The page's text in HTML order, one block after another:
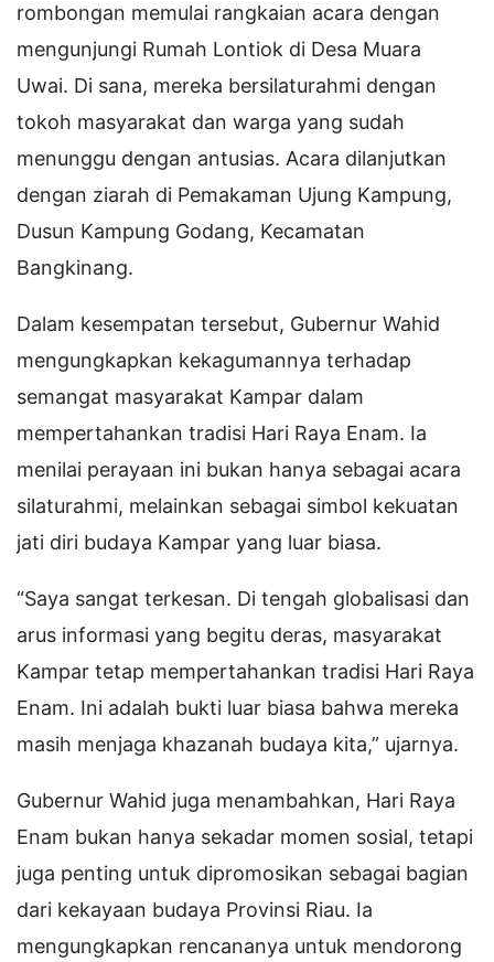
rombongan memulai rangkaian acara dengan
mengunjungi Rumah Lontiok di Desa Muara
Uwai. Di sana, mereka bersilaturahmi dengan
tokoh masyarakat dan warga yang sudah
menunggu dengan antusias. Acara dilanjutkan
dengan ziarah di Pemakaman Ujung Kampung,
Dusun Kampung Godang, Kecamatan
Bangkinang.
Dalam kesempatan tersebut, Gubernur Wahid
mengungkapkan kekagumannya terhadap
semangat masyarakat Kampar dalam
mempertahankan tradisi Hari Raya Enam. Ia
menilai perayaan ini bukan hanya sebagai acara
silaturahmi, melainkan sebagai simbol kekuatan
jati diri budaya Kampar yang luar biasa.
“Saya sangat terkesan. Di tengah globalisasi dan
arus informasi yang begitu deras, masyarakat
Kampar tetap mempertahankan tradisi Hari Raya
Enam. Ini adalah bukti luar biasa bahwa mereka
masih menjaga khazanah budaya kita,” ujarnya.
Gubernur Wahid juga menambahkan, Hari Raya
Enam bukan hanya sekadar momen sosial, tetapi
juga penting untuk dipromosikan sebagai bagian
dari kekayaan budaya Provinsi Riau. Ia
mengungkapkan rencananya untuk mendorong